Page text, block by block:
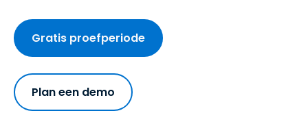
Gratis proefperiode
Plan een demo